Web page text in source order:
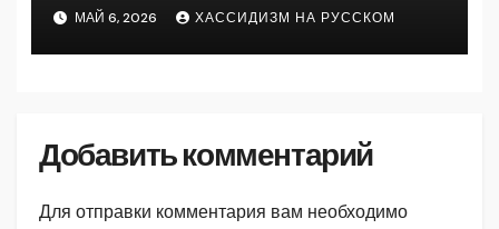
МАЙ 6, 2026 ХАССИДИЗМ НА РУССКОМ
Добавить комментарий
Для отправки комментария вам необходимо